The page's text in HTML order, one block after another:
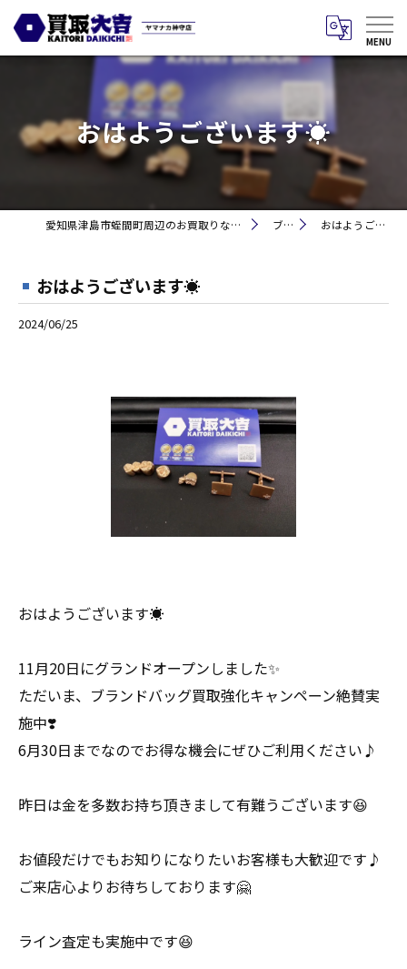
おはようございます☀
愛知県津島市蛭間町周辺のお買取りなら買取大吉 ヤマナカ神守店 ブログ おはようございます☀
おはようございます☀
2024/06/25
おはようございます☀
11月20日にグランドオープンしました✨
ただいま、ブランドバッグ買取強化キャンペーン絶賛実
施中❣️
6月30日までなのでお得な機会にぜひご利用ください♪
昨日は金を多数お持ち頂きまして有難うございます😆
お値段だけでもお知りになりたいお客様も大歓迎です♪
ご来店心よりお待ちしております🤗
ライン査定も実施中です😆